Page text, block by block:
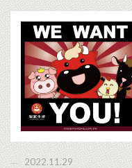
2022.11.29